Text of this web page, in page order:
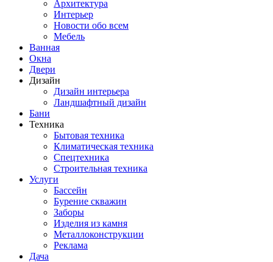
Архитектура
Интерьер
Новости обо всем
Мебель
Ванная
Окна
Двери
Дизайн
Дизайн интерьера
Ландшафтный дизайн
Бани
Техника
Бытовая техника
Климатическая техника
Спецтехника
Строительная техника
Услуги
Бассейн
Бурение скважин
Заборы
Изделия из камня
Металлоконструкции
Реклама
Дача